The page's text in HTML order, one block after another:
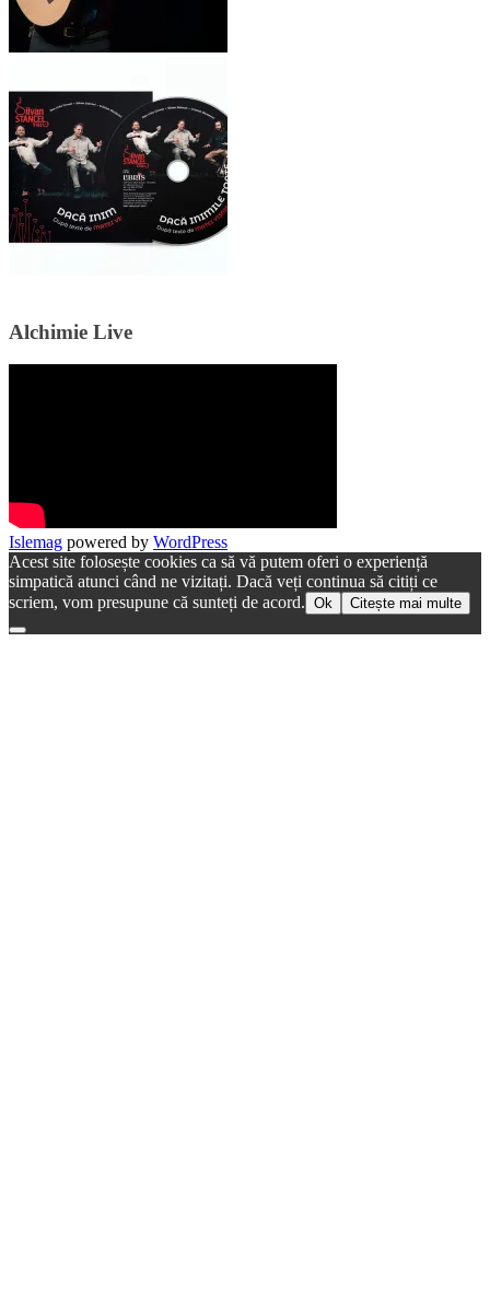
Alchimie Live
Islemag powered by WordPress
Acest site folosește cookies ca să vă putem oferi o experiență
simpatică atunci când ne vizitați. Dacă veți continua să citiți ce
scriem, vom presupune că sunteți de acord. Ok Citește mai multe